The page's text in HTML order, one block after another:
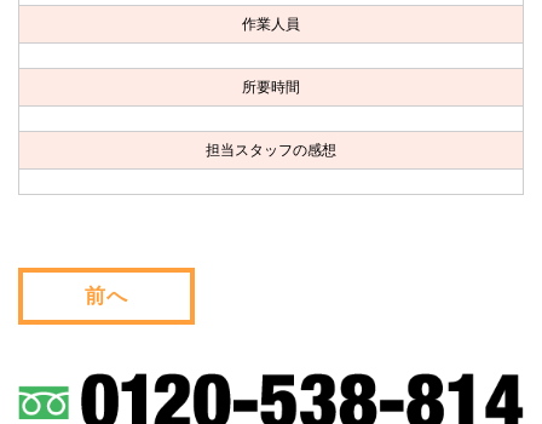
お客様の声
お問い合わせ
会社概要
作業人員
所要時間
担当スタッフの感想
前へ